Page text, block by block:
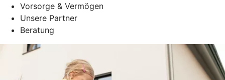
Vorsorge & Vermögen
Unsere Partner
Beratung